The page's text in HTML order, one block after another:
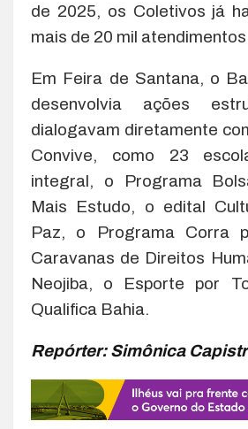
de 2025, os Coletivos já
mais de 20 mil
Em Feira de Santana, o
desenvolvia ações
dialogavam diretamente
Convive, como 23
integral, o Programa
Mais Estudo, o edital
Paz, o Programa Corra
Caravanas de Direitos
Neojiba, o Esporte por
Qualifica Bahia.
Repórter: Simônica